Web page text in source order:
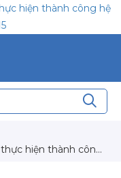
hiện thành công